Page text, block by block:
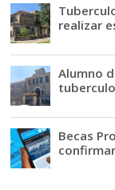
realizar
Alumno
Becas